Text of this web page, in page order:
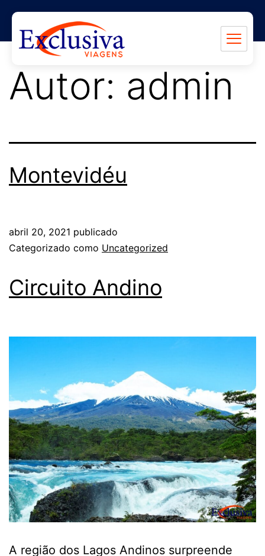
Autor: admin
Montevidéu
abril 20, 2021 publicado
Categorizado como Uncategorized
Circuito Andino
A região dos Lagos Andinos surpreende